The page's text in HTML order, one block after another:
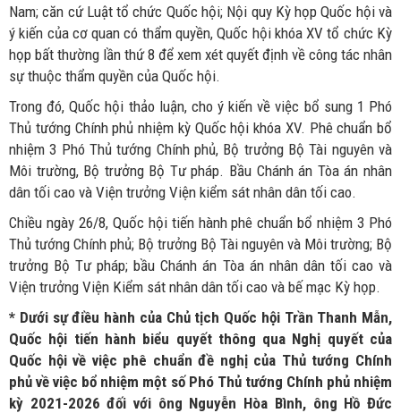
Nam; căn cứ Luật tổ chức Quốc hội; Nội quy Kỳ họp Quốc hội và
ý kiến của cơ quan có thẩm quyền, Quốc hội khóa XV tổ chức Kỳ
họp bất thường lần thứ 8 để xem xét quyết định về công tác nhân
sự thuộc thẩm quyền của Quốc hội.
Trong đó, Quốc hội thảo luận, cho ý kiến về việc bổ sung 1 Phó
Thủ tướng Chính phủ nhiệm kỳ Quốc hội khóa XV. Phê chuẩn bổ
nhiệm 3 Phó Thủ tướng Chính phủ, Bộ trưởng Bộ Tài nguyên và
Môi trường, Bộ trưởng Bộ Tư pháp. Bầu Chánh án Tòa án nhân
dân tối cao và Viện trưởng Viện kiểm sát nhân dân tối cao.
Chiều ngày 26/8, Quốc hội tiến hành phê chuẩn bổ nhiệm 3 Phó
Thủ tướng Chính phủ; Bộ trưởng Bộ Tài nguyên và Môi trường; Bộ
trưởng Bộ Tư pháp; bầu Chánh án Tòa án nhân dân tối cao và
Viện trưởng Viện Kiểm sát nhân dân tối cao và bế mạc Kỳ họp.
* Dưới sự điều hành của Chủ tịch Quốc hội Trần Thanh Mẫn,
Quốc hội tiến hành biểu quyết thông qua Nghị quyết của
Quốc hội về việc phê chuẩn đề nghị của Thủ tướng Chính
phủ về việc bổ nhiệm một số Phó Thủ tướng Chính phủ nhiệm
kỳ 2021-2026 đối với ông Nguyễn Hòa Bình, ông Hồ Đức